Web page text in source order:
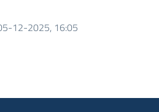
12-2025, 16:05